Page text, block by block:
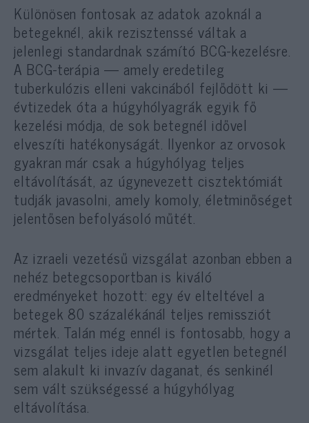
Különösen fontosak az adatok azoknál a
betegeknél, akik rezisztenssé váltak a
jelenlegi standardnak számító BCG-kezelésre.
A BCG-terápia — amely eredetileg
tuberkulózis elleni vakcinából fejlődött ki —
évtizedek óta a húgyhólyagrák egyik fő
kezelési módja, de sok betegnél idővel
elveszíti hatékonyságát. Ilyenkor az orvosok
gyakran már csak a húgyhólyag teljes
eltávolítását, az úgynevezett cisztektómiát
tudják javasolni, amely komoly, életminőséget
jelentősen befolyásoló műtét.
Az izraeli vezetésű vizsgálat azonban ebben a
nehéz betegcsoportban is kiváló
eredményeket hozott: egy év elteltével a
betegek 80 százalékánál teljes remissziót
mértek. Talán még ennél is fontosabb, hogy a
vizsgálat teljes ideje alatt egyetlen betegnél
sem alakult ki invazív daganat, és senkinél
sem vált szükségessé a húgyhólyag
eltávolítása.